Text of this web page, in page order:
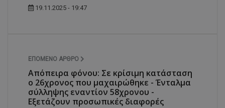
19.11.2025 - 19:47
ΕΠΌΜΕΝΟ ΆΡΘΡΟ
Απόπειρα φόνου: Σε κρίσιμη κατάσταση
ο 26χρονος που μαχαιρώθηκε - Ένταλμα
σύλληψης εναντίον 58χρονου -
Εξετάζουν προσωπικές διαφορές